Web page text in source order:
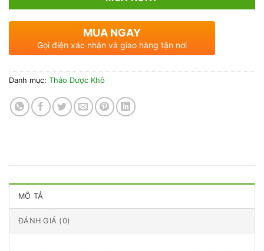
MUA NGAY
Gọi điện xác nhận và giao hàng tận nơi
Danh mục: Thảo Dược Khô
MÔ TẢ
ĐÁNH GIÁ (0)